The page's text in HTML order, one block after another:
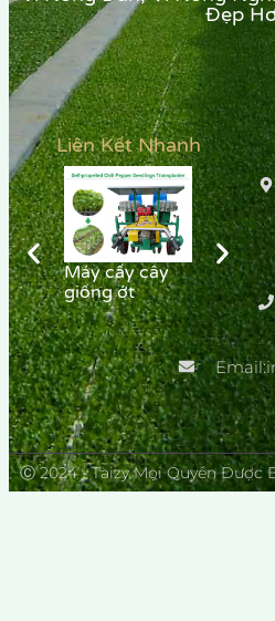
Đẹp
Liên Kết Nhanh
Máy cấy cây
giống ớt
Khay
giống
Ⓒ 2024 - Taizy Mọi Quyền Được